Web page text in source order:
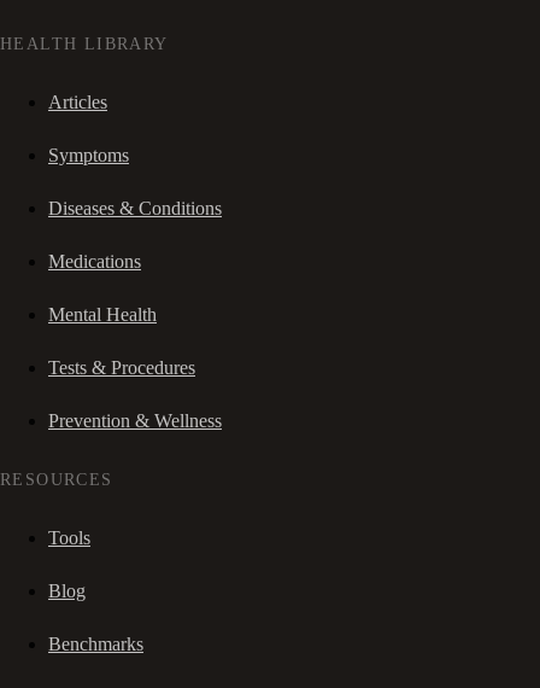
HEALTH LIBRARY
Articles
Symptoms
Diseases & Conditions
Medications
Mental Health
Tests & Procedures
Prevention & Wellness
RESOURCES
Tools
Blog
Benchmarks